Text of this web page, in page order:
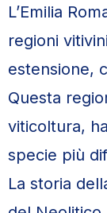
L’Emilia
regioni
estensione,
Questa
viticoltura,
specie più
La storia